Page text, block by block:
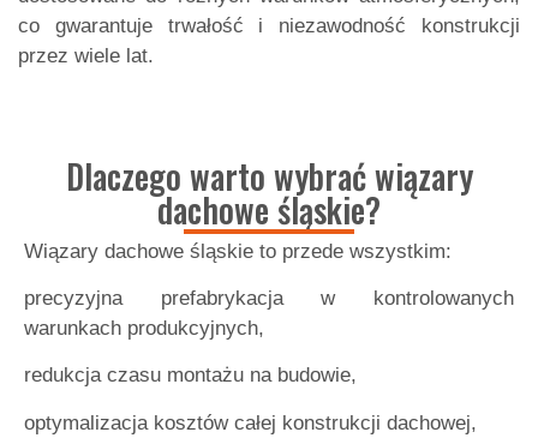
co gwarantuje trwałość i niezawodność konstrukcji
przez wiele lat.
Dlaczego warto wybrać wiązary
dachowe śląskie?
Wiązary dachowe śląskie to przede wszystkim:
precyzyjna prefabrykacja w kontrolowanych
warunkach produkcyjnych,
redukcja czasu montażu na budowie,
optymalizacja kosztów całej konstrukcji dachowej,